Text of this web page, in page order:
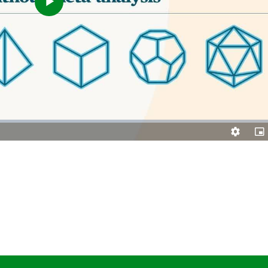
Play
Video
Quality
Levels
in-